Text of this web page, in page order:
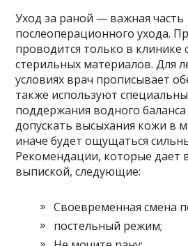
Уход за раной — важная часть
послеоперационного ухода.
проводится только в клинике
стерильных материалов. Для
условиях врач прописывает
также используют
поддержания водного
допускать высыхания кожи в
иначе будет ощущаться
Рекомендации, которые дает
выпиской, следующие:
Своевременная смена
постельный режим;